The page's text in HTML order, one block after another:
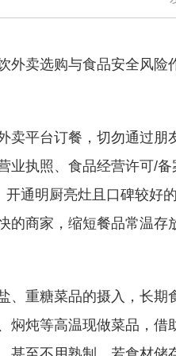
外卖选购与食品安全风险
卖平台订餐，切勿通过朋
业执照、食品经营许可/
通明厨亮灶且口碑较好
的商家，缩短餐品常温存
、重糖菜品的摄入，长期
炖等高温现做菜品，借